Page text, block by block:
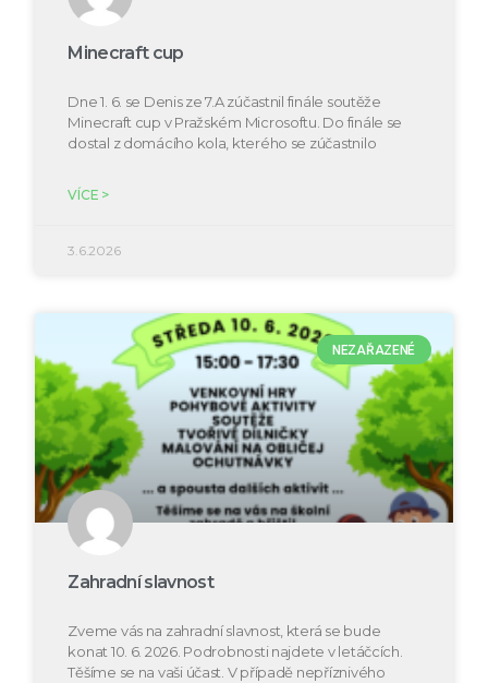
Minecraft cup
Dne 1. 6. se Denis ze 7.A zúčastnil finále soutěže
Minecraft cup v Pražském Microsoftu. Do finále se
dostal z domácího kola, kterého se zúčastnilo
VÍCE >
3.6.2026
NEZAŘAZENÉ
Zahradní slavnost
Zveme vás na zahradní slavnost, která se bude
konat 10. 6. 2026. Podrobnosti najdete v letáčcích.
Těšíme se na vaši účast. V případě nepříznivého